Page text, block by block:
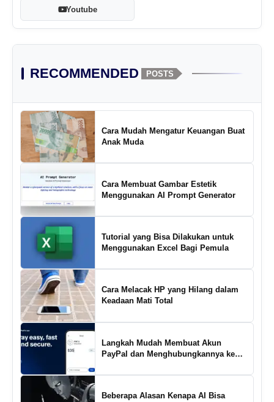
Youtube
RECOMMENDED POSTS
Cara Mudah Mengatur Keuangan Buat
Anak Muda
Cara Membuat Gambar Estetik
Menggunakan AI Prompt Generator
Tutorial yang Bisa Dilakukan untuk
Menggunakan Excel Bagi Pemula
Cara Melacak HP yang Hilang dalam
Keadaan Mati Total
Langkah Mudah Membuat Akun
PayPal dan Menghubungkannya ke
Beberapa Alasan Kenapa AI Bisa